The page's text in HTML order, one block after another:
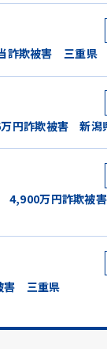
詐欺被害 三重県
円詐欺被害 新潟
4,900万円詐欺被
害 三重県